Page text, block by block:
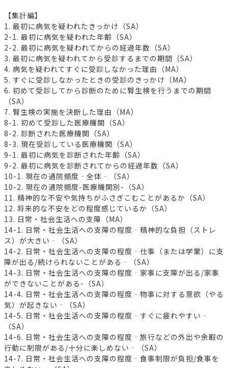
【集計編】
1. 最初に病気を疑われたきっかけ（SA）
2-1. 最初に病気を疑われた年齢（SA）
2-2. 最初に病気を疑われてからの経過年数（SA）
3. 最初に病気を疑われてから受診するまでの期間（SA）
4. 病気を疑われてすぐに受診しなかった理由（MA）
5. すぐに受診しなかったときの受診のきっかけ（MA）
6. 初めて受診してから診断のために腎生検を行うまでの期間
（SA）
7. 腎生検の実施を決断した理由（MA）
8-1. 初めて受診した医療機関（SA）
8-2. 診断された医療機関（SA）
8-3. 現在受診している医療機関（SA）
9-1. 最初に病気を診断された年齢（SA）
9-2. 最初に病気を診断されてからの経過年数（SA）
10-1. 現在の通院頻度‐全体‐（SA）
10-2. 現在の通院頻度-医療機関別-（SA）
11. 精神的な不安や気持ちがふさぎこむことがあるか（SA）
12. 将来的な不安をどの程度感じているか（SA）
13. 日常・社会生活への支障（MA）
14-1. 日常・社会生活への支障の程度‐精神的な負担（ストレ
ス）が大きい‐（SA）
14-2. 日常・社会生活への支障の程度‐仕事（または学業）に支
障が出る/続けられないことがある‐（SA）
14-3. 日常・社会生活への支障の程度‐家事に支障が出る/家事
ができないことがある-（SA）
14-4. 日常・社会生活への支障の程度‐物事に対する意欲（やる
気）が起きない‐（SA）
14-5. 日常・社会生活への支障の程度‐すぐに疲れやすい‐
（SA）
14-6. 日常・社会生活への支障の程度‐旅行などの外出や余暇の
行動に制限がある/十分に楽しめない‐（SA）
14-7. 日常・社会生活への支障の程度‐食事制限が負担/食事を